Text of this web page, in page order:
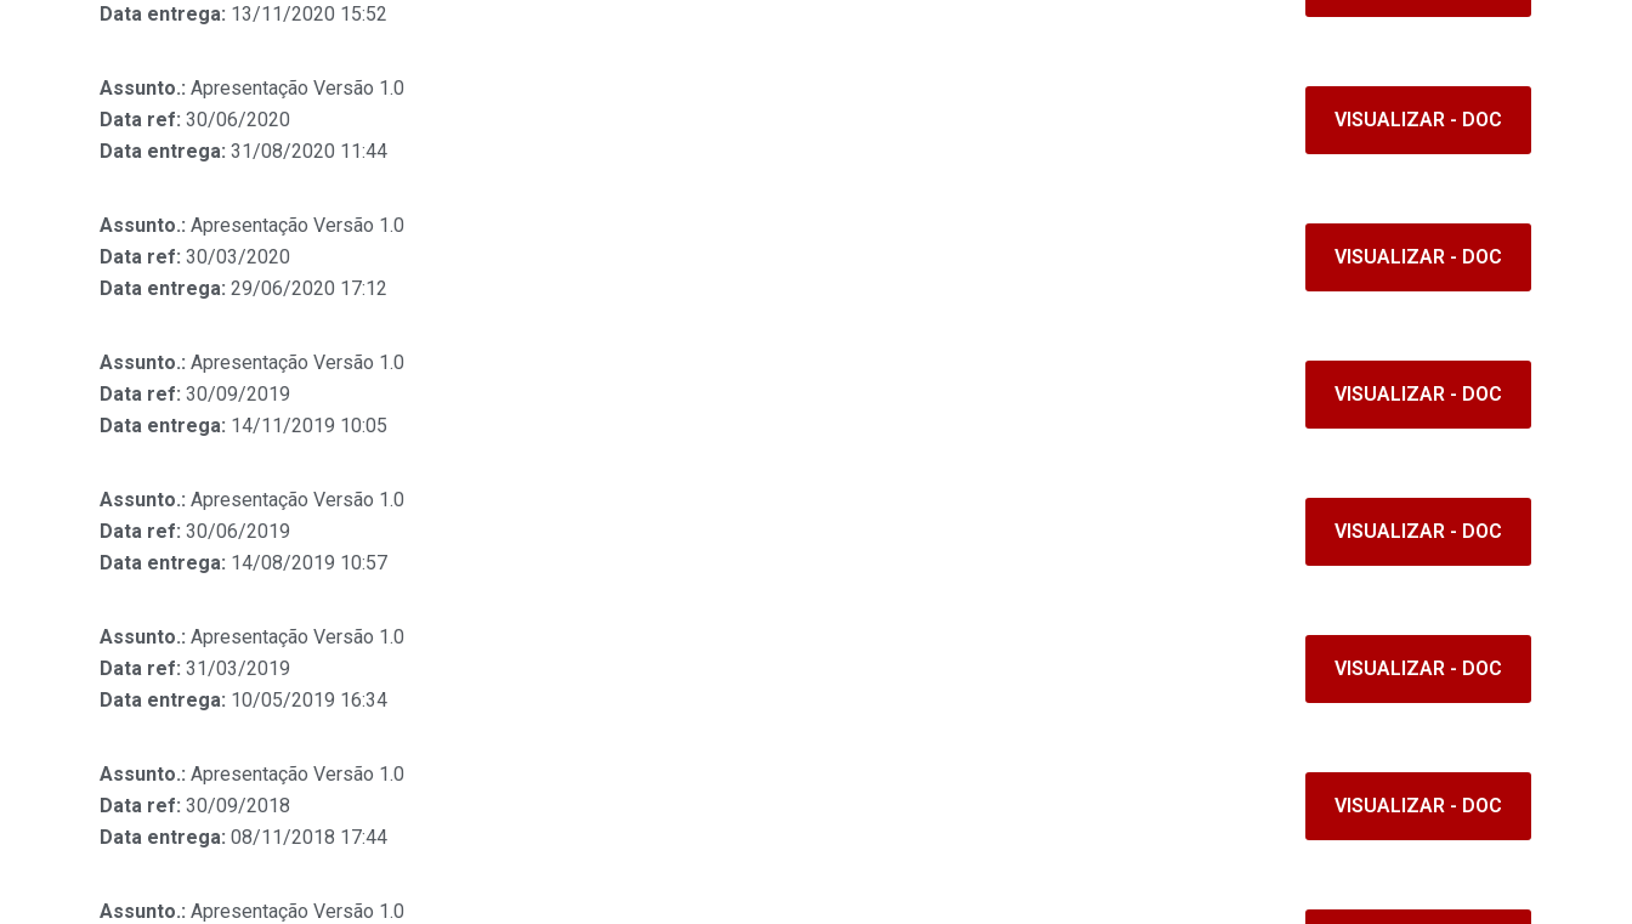
Data entrega: 13/11/2020 15:52
Assunto.: Apresentação Versão 1.0
Data ref: 30/06/2020
Data entrega: 31/08/2020 11:44
VISUALIZAR - DOC
Assunto.: Apresentação Versão 1.0
Data ref: 30/03/2020
Data entrega: 29/06/2020 17:12
VISUALIZAR - DOC
Assunto.: Apresentação Versão 1.0
Data ref: 30/09/2019
Data entrega: 14/11/2019 10:05
VISUALIZAR - DOC
Assunto.: Apresentação Versão 1.0
Data ref: 30/06/2019
Data entrega: 14/08/2019 10:57
VISUALIZAR - DOC
Assunto.: Apresentação Versão 1.0
Data ref: 31/03/2019
Data entrega: 10/05/2019 16:34
VISUALIZAR - DOC
Assunto.: Apresentação Versão 1.0
Data ref: 30/09/2018
Data entrega: 08/11/2018 17:44
VISUALIZAR - DOC
Assunto.: Apresentação Versão 1.0